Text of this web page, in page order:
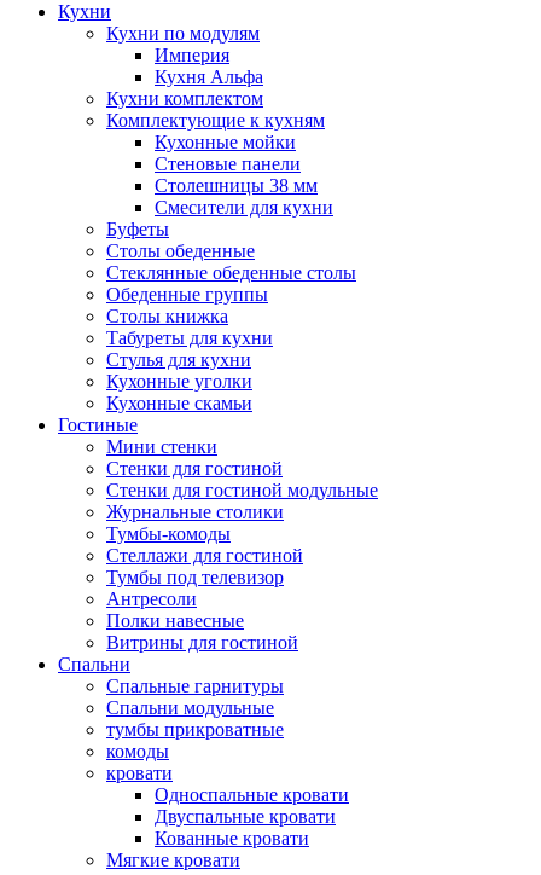
Кухни
Кухни по модулям
Империя
Кухня Альфа
Кухни комплектом
Комплектующие к кухням
Кухонные мойки
Стеновые панели
Столешницы 38 мм
Смесители для кухни
Буфеты
Столы обеденные
Стеклянные обеденные столы
Обеденные группы
Столы книжка
Табуреты для кухни
Стулья для кухни
Кухонные уголки
Кухонные скамьи
Гостиные
Мини стенки
Стенки для гостиной
Стенки для гостиной модульные
Журнальные столики
Тумбы-комоды
Стеллажи для гостиной
Тумбы под телевизор
Антресоли
Полки навесные
Витрины для гостиной
Спальни
Спальные гарнитуры
Спальни модульные
тумбы прикроватные
комоды
кровати
Односпальные кровати
Двуспальные кровати
Кованные кровати
Мягкие кровати